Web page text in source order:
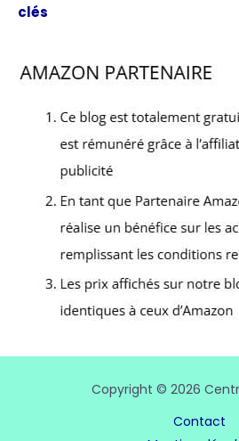
clés
Copyright © 2026
Contact